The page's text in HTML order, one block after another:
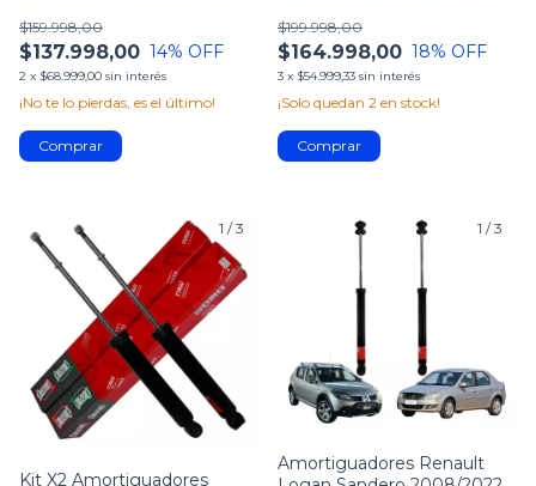
$137.998,00
$159.998,00
14% OFF
2 x $68.999,00 sin interés
¡No te lo pierdas, es el último!
$164.998,00
$199.998,00
18% OFF
3 x $54.999,33 sin interés
¡Solo quedan 2 en stock!
1 /3
Kit X2 Amortiguadores
1 /3
Amortiguadores Renault